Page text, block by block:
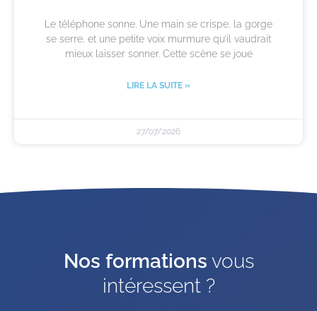
Le téléphone sonne. Une main se crispe, la gorge
se serre, et une petite voix murmure qu’il vaudrait
mieux laisser sonner. Cette scène se joue
LIRE LA SUITE »
27/07/2026
Nos formations vous
intéressent ?